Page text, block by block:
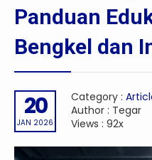
Panduan
Bengkel dan
20
JAN 2026
Category :
Author : Tegar
Views : 92x